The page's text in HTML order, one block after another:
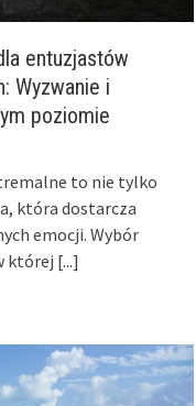
entuzjastów
Wyzwanie i
poziomie
to nie tylko
która dostarcza
emocji. Wybór
której [...]